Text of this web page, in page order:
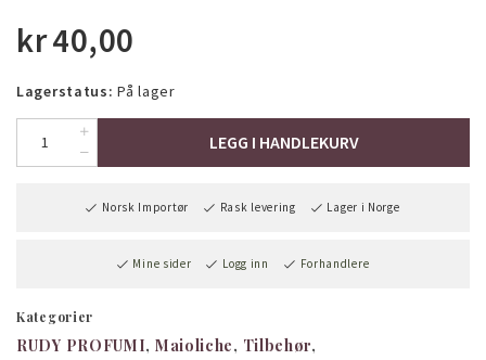
kr40,00
Lagerstatus: På lager
LEGG I HANDLEKURV
Norsk Importør Rask levering Lager i Norge
Mine sider Logg inn Forhandlere
Kategorier
RUDY PROFUMI Maioliche
Tilbehør